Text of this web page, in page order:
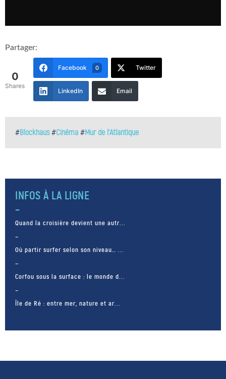
Partager:
0
Shares
Facebook 0 Twitter
LinkedIn Email
#Blockhaus#Cinéma #Mur de l'Atlantique
INFOS À LA LIGNE
Quand la croisière devient une autr...
Où partir surfer selon son niveau… ...
Corfou sous la surface : le monde d...
Île de Ré : entre mer, nature et ar...